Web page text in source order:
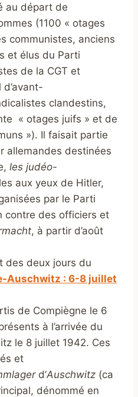
au départ de
(1100 « otages
communistes, anciens
et élus du Parti
de la CGT et
clandestins,
« otages juifs » et de
»). Il faisait partie
allemandes destinées
les judéo-
aux yeux de Hitler,
par le Parti
contre des officiers et
, à partir d’août
des deux jours du
Auschwitz : 6-8 juillet
de Compiègne le 6
à l’arrivée du
le 8 juillet 1942. Ces
et
d’Auschwitz (ca
dénommé en